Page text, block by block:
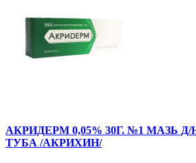
АКРИДЕРМ 0,05% 30Г. №1 МАЗЬ
ТУБА /АКРИХИН/